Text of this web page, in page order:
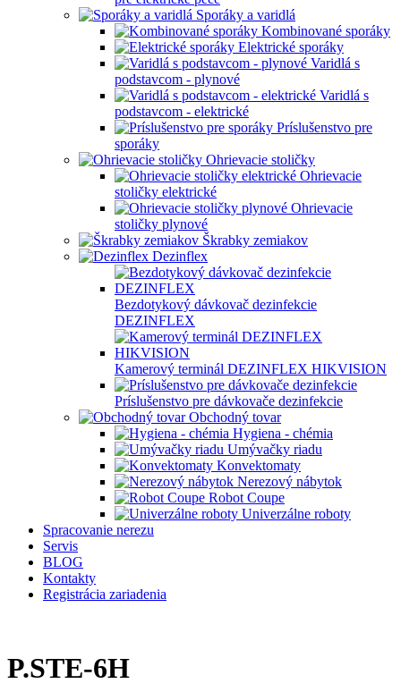
Sporáky a varidlá
Kombinované sporáky
Elektrické sporáky
Varidlá s
podstavcom - plynové
Varidlá s
podstavcom - elektrické
Príslušenstvo pre
sporáky
Ohrievacie stoličky
Ohrievacie
stoličky elektrické
Ohrievacie
stoličky plynové
Škrabky zemiakov
Dezinflex
Bezdotykový dávkovač dezinfekcie
DEZINFLEX
Kamerový terminál DEZINFLEX HIKVISION
Príslušenstvo pre dávkovače dezinfekcie
Obchodný tovar
Hygiena - chémia
Umývačky riadu
Konvektomaty
Nerezový nábytok
Robot Coupe
Univerzálne roboty
Spracovanie nerezu
Servis
BLOG
Kontakty
Registrácia zariadenia
P.STE-6H